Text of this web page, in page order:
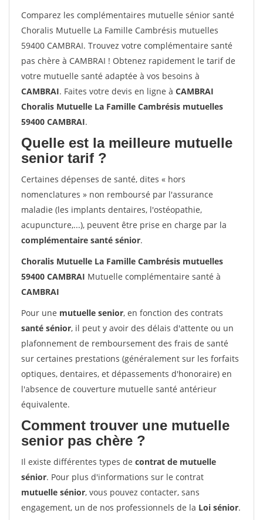
Comparez les complémentaires mutuelle sénior santé
Choralis Mutuelle La Famille Cambrésis mutuelles
59400 CAMBRAI. Trouvez votre complémentaire santé
pas chère à CAMBRAI ! Obtenez rapidement le tarif de
votre mutuelle santé adaptée à vos besoins à
CAMBRAI. Faites votre devis en ligne à CAMBRAI
Choralis Mutuelle La Famille Cambrésis mutuelles
59400 CAMBRAI.
Quelle est la meilleure mutuelle
senior tarif ?
Certaines dépenses de santé, dites « hors
nomenclatures » non remboursé par l'assurance
maladie (les implants dentaires, l'ostéopathie,
acupuncture,...), peuvent être prise en charge par la
complémentaire santé sénior.
Choralis Mutuelle La Famille Cambrésis mutuelles
59400 CAMBRAI Mutuelle complémentaire santé à
CAMBRAI
Pour une mutuelle senior, en fonction des contrats
santé sénior, il peut y avoir des délais d'attente ou un
plafonnement de remboursement des frais de santé
sur certaines prestations (généralement sur les forfaits
optiques, dentaires, et dépassements d'honoraire) en
l'absence de couverture mutuelle santé antérieur
équivalente.
Comment trouver une mutuelle
senior pas chère ?
Il existe différentes types de contrat de mutuelle
sénior. Pour plus d'informations sur le contrat
mutuelle sénior, vous pouvez contacter, sans
engagement, un de nos professionnels de la Loi sénior.